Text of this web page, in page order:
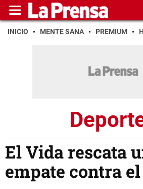
INICIO MENTE SANA PREMIUM
El Vida rescata
empate contra